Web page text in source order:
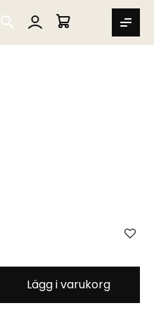
SEARCH
MIN VARUKORG
Lägg i varukorg